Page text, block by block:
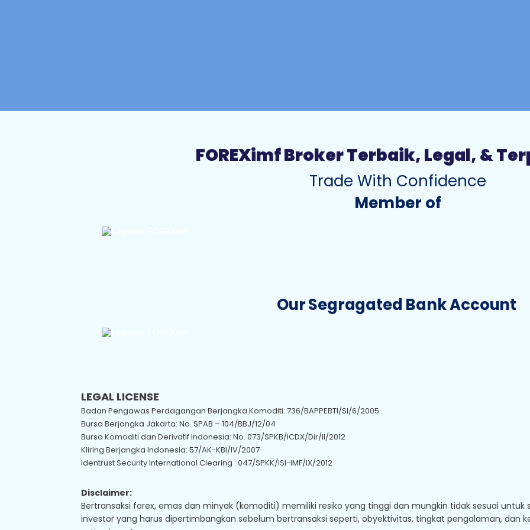
LEGAL LICENSE
Badan Pengawas Perdagangan Berjangka Komoditi: 736/BAPPEBTI/SI/6/2005
Bursa Berjangka Jakarta: No. SPAB – 104/BBJ/12/04
Bursa Komoditi dan Derivatif Indonesia: No. 073/SPKB/ICDX/Dir/II/2012
Kliring Berjangka Indonesia: 57/AK-KBI/IV/2007
Identrust Security International Clearing : 047/SPKK/ISI-IMF/IX/2012
Disclaimer:
Bertransaksi forex, emas dan minyak (komoditi) memiliki resiko yang tinggi dan mungkin tidak sesuai untuk
investor yang harus dipertimbangkan sebelum bertransaksi seperti, obyektivitas, tingkat pengalaman, dan
FOREXimf Broker Terbaik, Legal, &
Trade With Confidence
Member of
Our Segragated Bank Account